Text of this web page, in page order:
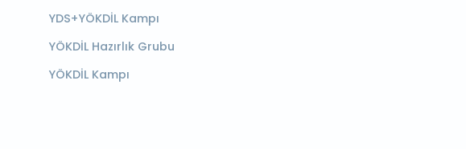
YDS+YÖKDİL Kampı
YÖKDİL Hazırlık Grubu
YÖKDİL Kampı